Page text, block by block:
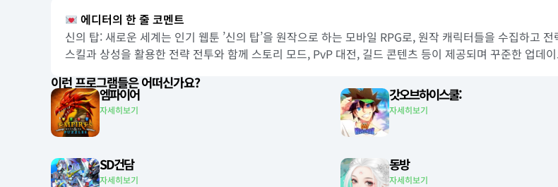
에디터의 한 줄 코멘트
신의 탑: 새로운 세계는 인기 웹툰 ’신의 탑’을 원작으로 하는 모바일 RPG로, 원작 캐릭터들을 수집하고
스킬과 상성을 활용한 전략 전투와 함께 스토리 모드, PvP 대전, 길드 콘텐츠 등이 제공되며 꾸준한 업데
이런 프로그램들은 어떠신가요?
엠파이어
자세히보기
갓오브하이스쿨:
자세히보기
SD건담
자세히보기
동방
자세히보기